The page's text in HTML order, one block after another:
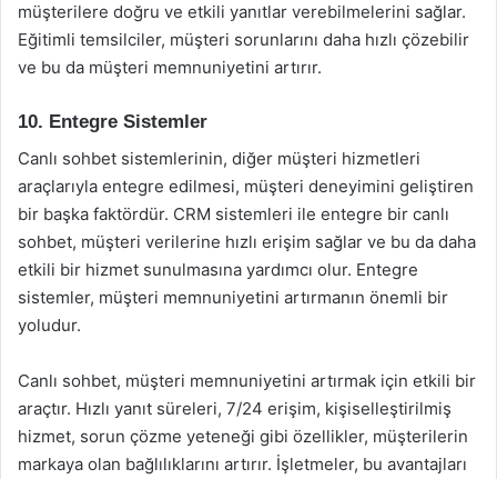
müşterilere doğru ve etkili yanıtlar verebilmelerini sağlar.
Eğitimli temsilciler, müşteri sorunlarını daha hızlı çözebilir
ve bu da müşteri memnuniyetini artırır.
10. Entegre Sistemler
Canlı sohbet sistemlerinin, diğer müşteri hizmetleri
araçlarıyla entegre edilmesi, müşteri deneyimini geliştiren
bir başka faktördür. CRM sistemleri ile entegre bir canlı
sohbet, müşteri verilerine hızlı erişim sağlar ve bu da daha
etkili bir hizmet sunulmasına yardımcı olur. Entegre
sistemler, müşteri memnuniyetini artırmanın önemli bir
yoludur.
Canlı sohbet, müşteri memnuniyetini artırmak için etkili bir
araçtır. Hızlı yanıt süreleri, 7/24 erişim, kişiselleştirilmiş
hizmet, sorun çözme yeteneği gibi özellikler, müşterilerin
markaya olan bağlılıklarını artırır. İşletmeler, bu avantajları